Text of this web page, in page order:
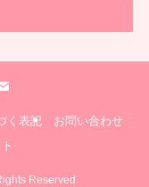
く表記
お問い合わせ
Reserved.